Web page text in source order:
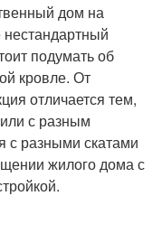
дом на
нестандартный
подумать об
кровле. От
отличается тем,
с разным
с разными скатами
жилого дома с